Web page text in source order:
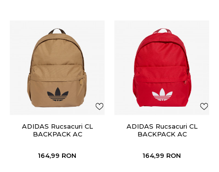
ADIDAS Rucsacuri CL
BACKPACK AC
164,99 RON
ADIDAS Rucsacuri CL
BACKPACK AC
164,99 RON